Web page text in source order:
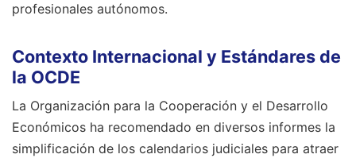
profesionales autónomos.
Contexto Internacional y Estándares de
la OCDE
La Organización para la Cooperación y el Desarrollo
Económicos ha recomendado en diversos informes la
simplificación de los calendarios judiciales para atraer